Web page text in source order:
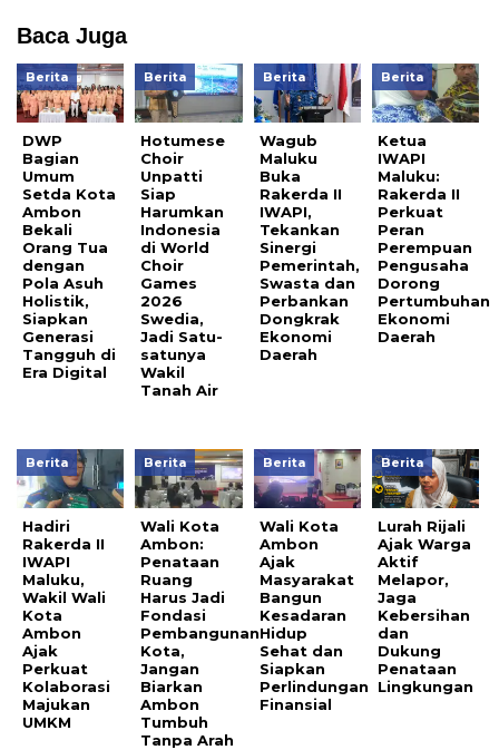
Baca Juga
Berita
DWP
Bagian
Umum
Setda Kota
Ambon
Bekali
Orang Tua
dengan
Pola Asuh
Holistik,
Siapkan
Generasi
Tangguh di
Era Digital
Berita
Hotumese
Choir
Unpatti
Siap
Harumkan
Indonesia
di World
Choir
Games
2026
Swedia,
Jadi Satu-
satunya
Wakil
Tanah Air
Berita
Wagub
Maluku
Buka
Rakerda II
IWAPI,
Tekankan
Sinergi
Pemerintah,
Swasta dan
Perbankan
Dongkrak
Ekonomi
Daerah
Berita
Ketua
IWAPI
Maluku:
Rakerda II
Perkuat
Peran
Perempuan
Pengusaha
Dorong
Pertumbuhan
Ekonomi
Daerah
Berita
Hadiri
Rakerda II
IWAPI
Maluku,
Wakil Wali
Kota
Ambon
Ajak
Perkuat
Kolaborasi
Majukan
UMKM
Berita
Wali Kota
Ambon:
Penataan
Ruang
Harus Jadi
Fondasi
Pembangunan
Kota,
Jangan
Biarkan
Ambon
Tumbuh
Tanpa Arah
Berita
Wali Kota
Ambon
Ajak
Masyarakat
Bangun
Kesadaran
Hidup
Sehat dan
Siapkan
Perlindungan
Finansial
Berita
Lurah Rijali
Ajak Warga
Aktif
Melapor,
Jaga
Kebersihan
dan
Dukung
Penataan
Lingkungan